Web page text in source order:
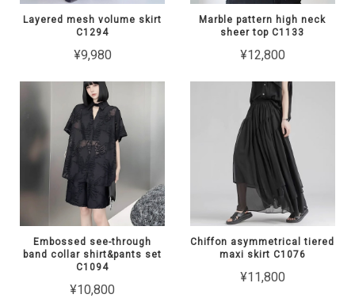
Layered mesh volume skirt
C1294
¥9,980
Marble pattern high neck
sheer top C1133
¥12,800
Embossed see-through
band collar shirt&pants set
C1094
¥10,800
Chiffon asymmetrical tiered
maxi skirt C1076
¥11,800